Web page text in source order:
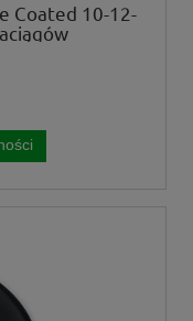
Coated 10-12-